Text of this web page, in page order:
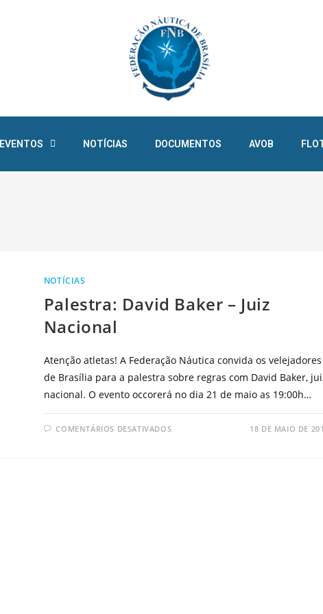
EVENTOS NOTÍCIAS DOCUMENTOS AVOB
NOTÍCIAS
Palestra: David Baker – Juiz
Nacional
Atenção atletas! A Federação Náutica convida os velejadores
de Brasília para a palestra sobre regras com David Baker,
nacional. O evento occorerá no dia 21 de maio as 19:00h…
COMENTÁRIOS DESATIVADOS 18 DE MAIO DE